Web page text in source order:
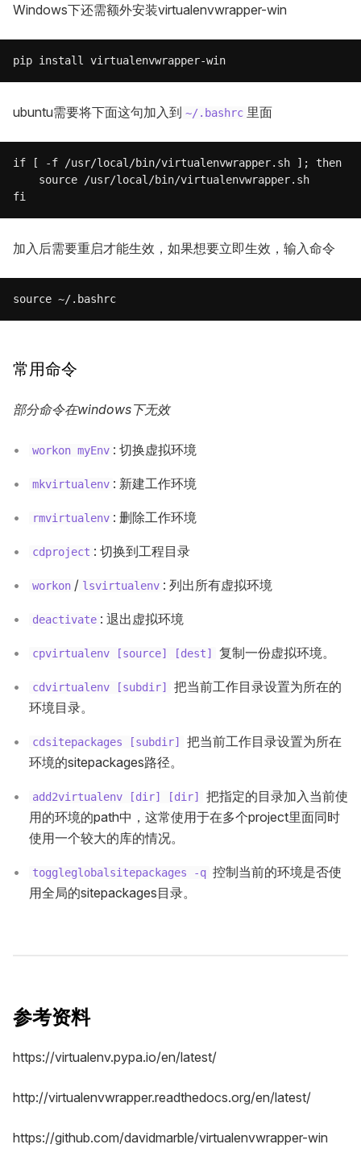
Windows下还需额外安装virtualenvwrapper-win
ubuntu需要将下面这句加入到 ~/.bashrc 里面
if [ -f /usr/local/bin/virtualenvwrapper.sh ]; then
    source /usr/local/bin/virtualenvwrapper.sh
加入后需要重启才能生效，如果想要立即生效，输入命令
常用命令
部分命令在windows下无效
workon myEnv : 切换虚拟环境
mkvirtualenv : 新建工作环境
rmvirtualenv : 删除工作环境
cdproject : 切换到工程目录
workon / lsvirtualenv : 列出所有虚拟环境
deactivate : 退出虚拟环境
cpvirtualenv [source] [dest] 复制一份虚拟环境。
cdvirtualenv [subdir]
把当前工作目录设置为所在的
环境目录。
cdsitepackages [subdir]
把当前工作目录设置为所在
环境的sitepackages路径。
add2virtualenv [dir] [dir]
把指定的目录加入当前使
用的环境的path中，这常使用于在多个project里面同时
使用一个较大的库的情况。
toggleglobalsitepackages -q 控制当前的环境是否使
用全局的sitepackages目录。
参考资料
https://virtualenv.pypa.io/en/latest/
http://virtualenvwrapper.readthedocs.org/en/latest/
https://github.com/davidmarble/virtualenvwrapper-win